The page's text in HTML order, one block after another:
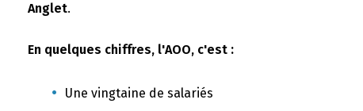
Anglet.
En quelques chiffres, l'AOO, c'est :
Une vingtaine de salariés